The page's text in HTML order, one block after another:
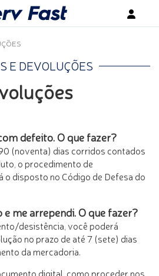
E DEVOLUÇÕES
defeito. O que fazer?
(noventa) dias corridos contados
o procedimento de
disposto no Código de Defesa do
me arrependi. O que fazer?
desistência, você poderá
no prazo de até 7 (sete) dias
da mercadoria.
digital, como proceder nos